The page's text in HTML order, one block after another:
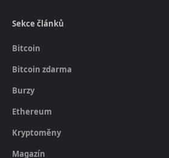
Sekce článků
Bitcoin
Bitcoin zdarma
Burzy
Ethereum
Kryptoměny
Magazín